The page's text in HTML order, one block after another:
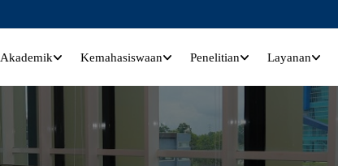
Akademik Kemahasiswaan Penelitian Layanan